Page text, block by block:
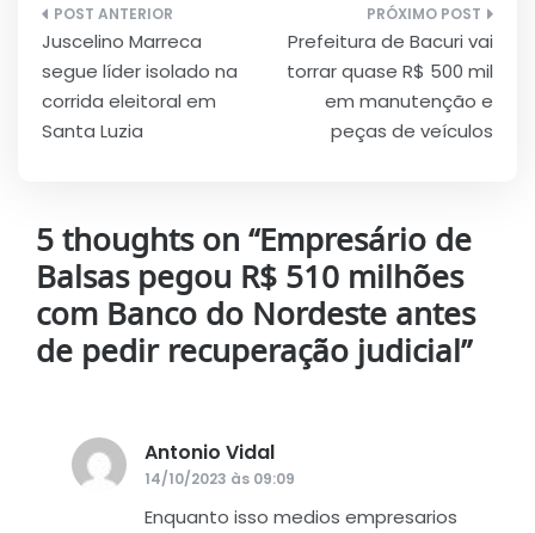
Navegação
de
Post
Juscelino Marreca
segue líder isolado na
corrida eleitoral em
Santa Luzia
Prefeitura de Bacuri vai
torrar quase R$ 500 mil
em manutenção e
peças de veículos
5 thoughts on “Empresário de
Balsas pegou R$ 510 milhões
com Banco do Nordeste antes
de pedir recuperação judicial”
Antonio Vidal
14/10/2023 às 09:09
Enquanto isso medios empresarios